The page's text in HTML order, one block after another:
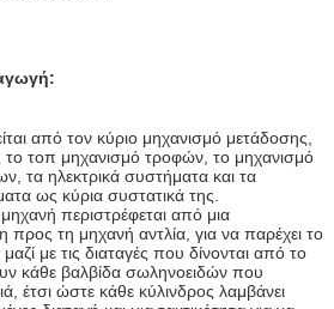
από τον κύριο μηχανισμό μετάδοσης,
τοπ μηχανισμό τροφών, το μηχανισμό
τα ηλεκτρικά συστήματα και τα
ως κύρια συστατικά της.
περιστρέφεται από μια
προς τη μηχανή αντλία, για να παρέχει το
με τις διαταγές που δίνονται από το
κάθε βαλβίδα σωληνοειδών που
έτσι ώστε κάθε κύλινδρος λαμβάνει